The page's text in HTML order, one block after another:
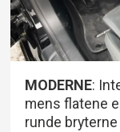
MODERNE:
mens flatene
runde